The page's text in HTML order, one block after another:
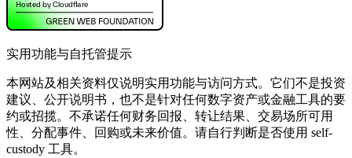
实用功能与自托管提示
本网站及相关资料仅说明实用功能与访问方式。它们不是投资
建议、公开说明书，也不是针对任何数字资产或金融工具的要
约或招揽。不承诺任何财务回报、转让结果、交易场所可用
性、分配事件、回购或未来价值。请自行判断是否使用 self-
custody 工具。